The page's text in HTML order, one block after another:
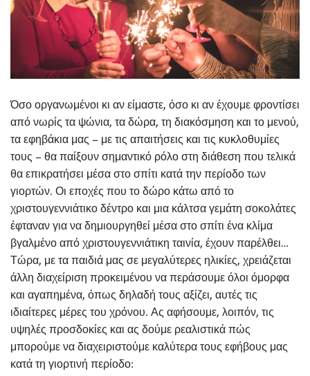
Όσο οργανωμένοι κι αν είμαστε, όσο κι αν έχουμε φροντίσει
από νωρίς τα ψώνια, τα δώρα, τη διακόσμηση και το μενού,
τα εφηβάκια μας – με τις απαιτήσεις και τις κυκλοθυμίες
τους – θα παίξουν σημαντικό ρόλο στη διάθεση που τελικά
θα επικρατήσει μέσα στο σπίτι κατά την περίοδο των
γιορτών. Οι εποχές που το δώρο κάτω από το
χριστουγεννιάτικο δέντρο και μια κάλτσα γεμάτη σοκολάτες
έφταναν για να δημιουργηθεί μέσα στο σπίτι ένα κλίμα
βγαλμένο από χριστουγεννιάτικη ταινία, έχουν παρέλθει…
Τώρα, με τα παιδιά μας σε μεγαλύτερες ηλικίες, χρειάζεται
άλλη διαχείριση προκειμένου να περάσουμε όλοι όμορφα
και αγαπημένα, όπως δηλαδή τους αξίζει, αυτές τις
ιδιαίτερες μέρες του χρόνου. Ας αφήσουμε, λοιπόν, τις
υψηλές προσδοκίες και ας δούμε ρεαλιστικά πώς
μπορούμε να διαχειριστούμε καλύτερα τους εφήβους μας
κατά τη γιορτινή περίοδο: